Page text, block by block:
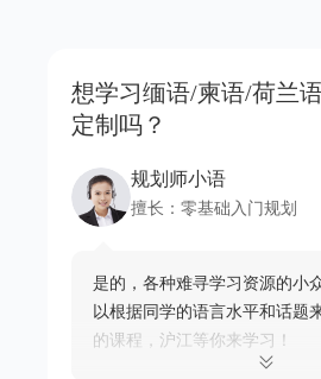
想学习缅语/柬语/荷兰
定制吗？
规划师小语
擅长： 零基础入门规划
是的，各种难寻学习资源的小
以根据同学的语言水平和话题
的课程，沪江等你来学习！